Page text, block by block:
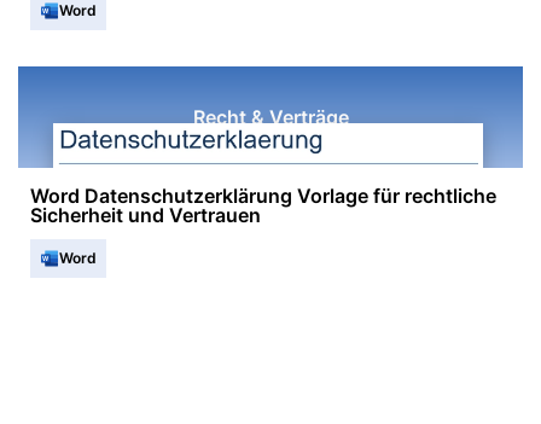
Word
Recht & Verträge
Word Datenschutzerklärung Vorlage für rechtliche
Sicherheit und Vertrauen
Word